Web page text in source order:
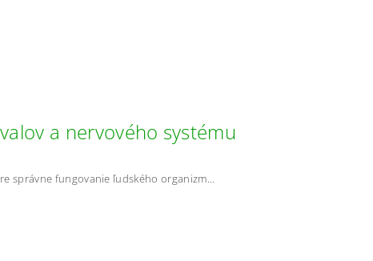
a nervového systému
správne fungovanie ľudského organizm...